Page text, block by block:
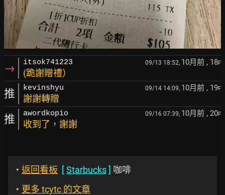
→ itsok741223 09/13 18:52, 10月前 , 18F
(跪謝贈禮）
推 kevinshyu 09/14 14:09, 10月前 , 19F
謝謝轉贈
推 awordkopio 09/16 07:39, 10月前 , 20F
收到了，謝謝
‣ 返回看板 [Starbucks] 咖啡
‣ 更多 tcytc 的文章